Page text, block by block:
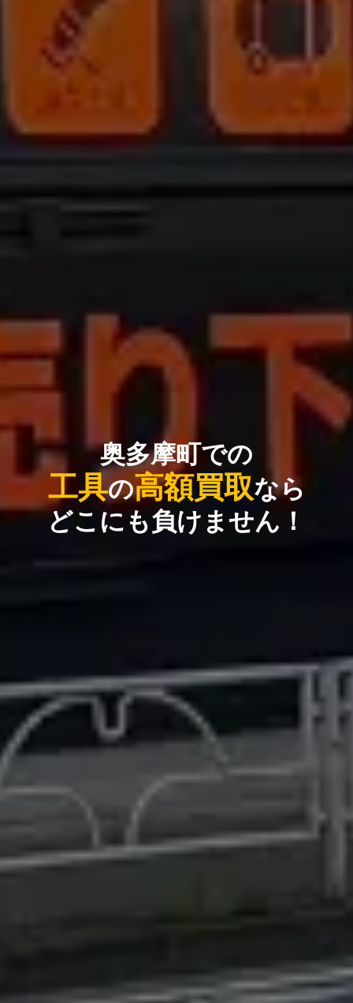
奥多摩町での
工具の高額買取なら
どこにも負けません！